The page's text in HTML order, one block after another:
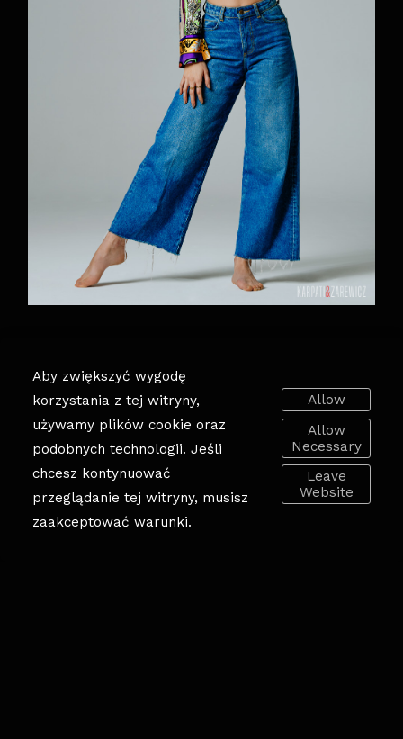
Aby zwiększyć wygodę
korzystania z tej witryny,
używamy plików cookie oraz
podobnych technologii. Jeśli
chcesz kontynuować
przeglądanie tej witryny, musisz
zaakceptować warunki.
Allow
Allow
Necessary
Leave
Website